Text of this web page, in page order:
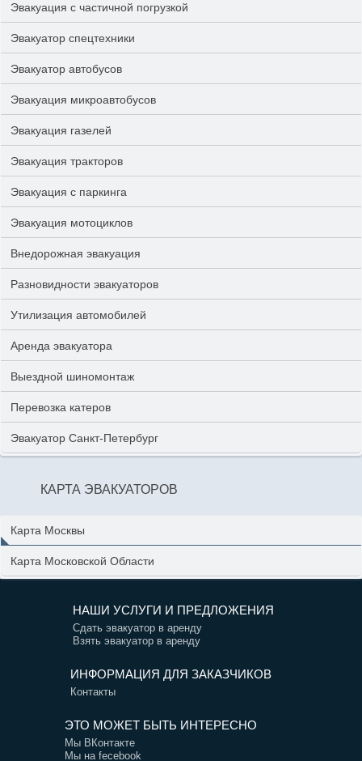
Эвакуация с частичной погрузкой
Эвакуатор спецтехники
Эвакуатор автобусов
Эвакуация микроавтобусов
Эвакуация газелей
Эвакуация тракторов
Эвакуация с паркинга
Эвакуация мотоциклов
Внедорожная эвакуация
Разновидности эвакуаторов
Утилизация автомобилей
Аренда эвакуатора
Выездной шиномонтаж
Перевозка катеров
Эвакуатор Санкт-Петербург
КАРТА ЭВАКУАТОРОВ
Карта Москвы
Карта Московской Области
НАШИ УСЛУГИ И ПРЕДЛОЖЕНИЯ
Сдать эвакуатор в аренду
Взять эвакуатор в аренду
ИНФОРМАЦИЯ ДЛЯ ЗАКАЗЧИКОВ
Контакты
ЭТО МОЖЕТ БЫТЬ ИНТЕРЕСНО
Мы ВКонтакте
Мы на fecebook